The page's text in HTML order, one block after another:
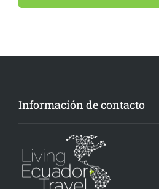
Información de contacto